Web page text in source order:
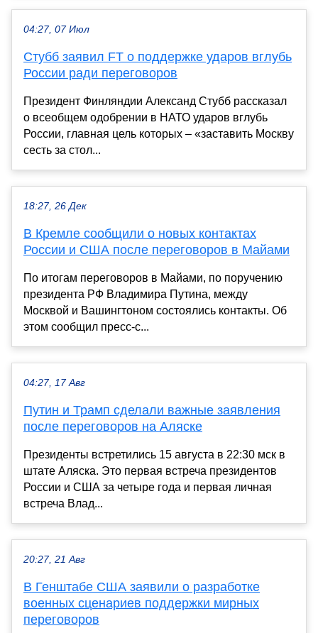
04:27, 07 Июл
Стубб заявил FT о поддержке ударов вглубь
России ради переговоров
Президент Финляндии Александ Стубб рассказал
о всеобщем одобрении в НАТО ударов вглубь
России, главная цель которых – «заставить Москву
сесть за стол...
18:27, 26 Дек
В Кремле сообщили о новых контактах
России и США после переговоров в Майами
По итогам переговоров в Майами, по поручению
президента РФ Владимира Путина, между
Москвой и Вашингтоном состоялись контакты. Об
этом сообщил пресс-с...
04:27, 17 Авг
Путин и Трамп сделали важные заявления
после переговоров на Аляске
Президенты встретились 15 августа в 22:30 мск в
штате Аляска. Это первая встреча президентов
России и США за четыре года и первая личная
встреча Влад...
20:27, 21 Авг
В Генштабе США заявили о разработке
военных сценариев поддержки мирных
переговоров